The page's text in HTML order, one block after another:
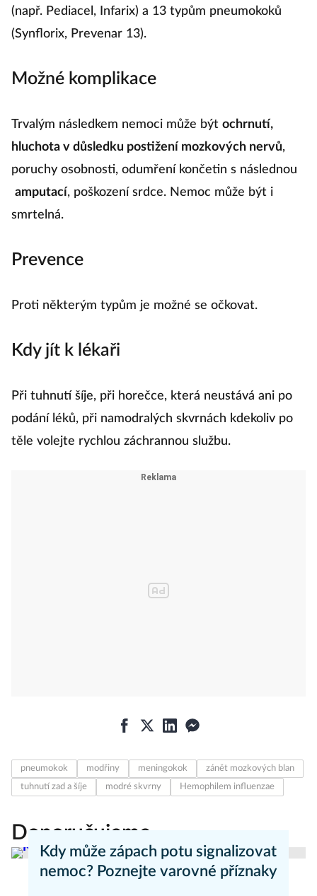
(např. Pediacel, Infarix) a 13 typům pneumokoků
(Synflorix, Prevenar 13).
Možné komplikace
Trvalým následkem nemoci může být ochrnutí,
hluchota v důsledku postižení mozkových nervů,
poruchy osobnosti, odumření končetin s následnou
amputací, poškození srdce. Nemoc může být i
smrtelná.
Prevence
Proti některým typům je možné se očkovat.
Kdy jít k lékaři
Při tuhnutí šíje, při horečce, která neustává ani po
podání léků, při namodralých skvrnách kdekoliv po
těle volejte rychlou záchrannou službu.
pneumokok modřiny meningokok
zánět mozkových blan
tuhnutí zad a šíje
modré skvrny Hemophilem influenzae
Doporučujeme
Kdy může zápach potu signalizovat
nemoc? Poznejte varovné příznaky